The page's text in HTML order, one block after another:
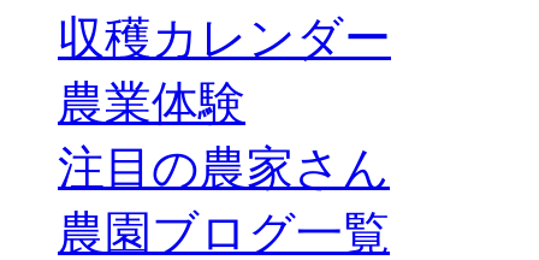
収穫カレンダー
農業体験
注目の農家さん
農園ブログ一覧